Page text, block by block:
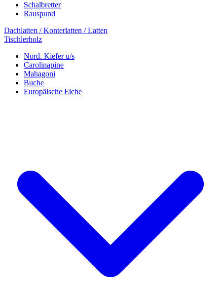
Schalbretter
Rauspund
Dachlatten / Konterlatten / Latten
Tischlerholz
Nord. Kiefer u/s
Carolinapine
Mahagoni
Buche
Europäische Eiche